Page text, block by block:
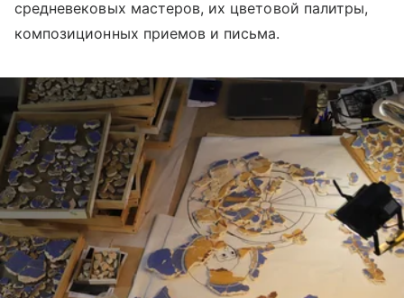
средневековых мастеров, их цветовой палитры,
композиционных приемов и письма.